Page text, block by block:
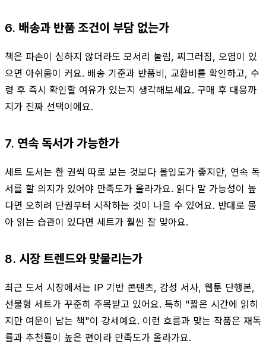
6. 배송과 반품 조건이 부담 없는가
책은 파손이 심하지 않더라도 모서리 눌림, 찌그러짐, 오염이 있
으면 아쉬움이 커요. 배송 기준과 반품비, 교환비를 확인하고, 수
령 후 즉시 확인할 여유가 있는지 생각해보세요. 구매 후 대응까
지가 진짜 선택이에요.
7. 연속 독서가 가능한가
세트 도서는 한 권씩 따로 보는 것보다 몰입도가 좋지만, 연속 독
서를 할 의지가 있어야 만족도가 올라가요. 읽다 말 가능성이 높
다면 오히려 단권부터 시작하는 것이 나을 수 있어요. 반대로 몰
아 읽는 습관이 있다면 세트가 훨씬 잘 맞아요.
8. 시장 트렌드와 맞물리는가
최근 도서 시장에서는 IP 기반 콘텐츠, 감성 서사, 웹툰 단행본,
선물형 세트가 꾸준히 주목받고 있어요. 특히 "짧은 시간에 읽히
지만 여운이 남는 책"이 강세예요. 이런 흐름과 맞는 작품은 재독
률과 추천률이 높은 편이라 만족도가 올라가요.